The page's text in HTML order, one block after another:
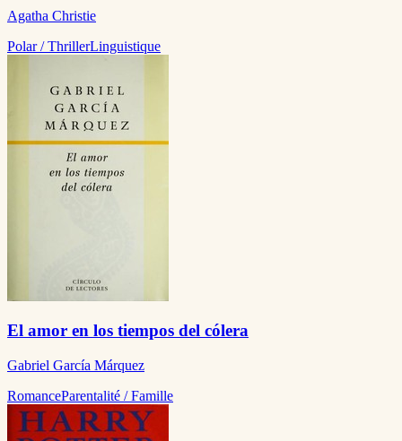
Agatha Christie
Polar / ThrillerLinguistique
El amor en los tiempos del cólera
Gabriel García Márquez
RomanceParentalité / Famille